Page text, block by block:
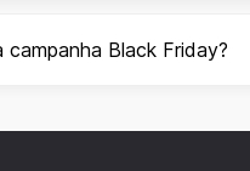
Black Friday?